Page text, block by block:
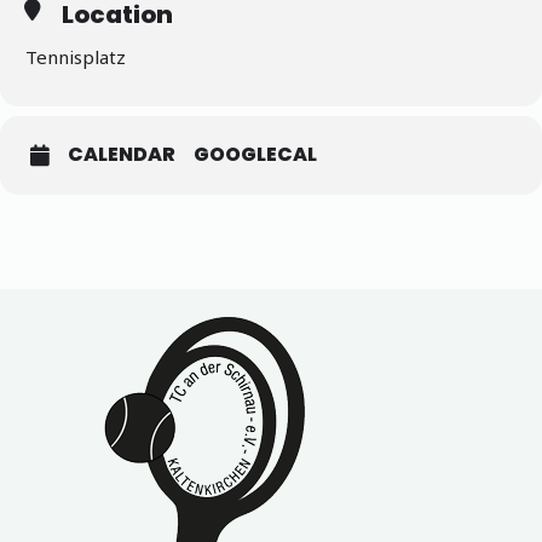
Location
Tennisplatz
CALENDAR GOOGLECAL